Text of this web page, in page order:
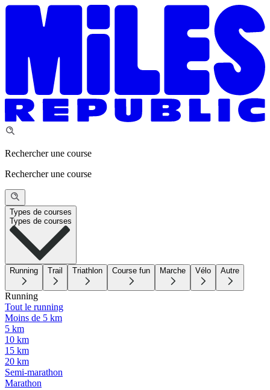
Rechercher une course
Rechercher une course
Types de courses
Types de courses
Running Trail Triathlon Course fun Marche Vélo Autre
Running
Tout le running
Moins de 5 km
5 km
10 km
15 km
20 km
Semi-marathon
Marathon